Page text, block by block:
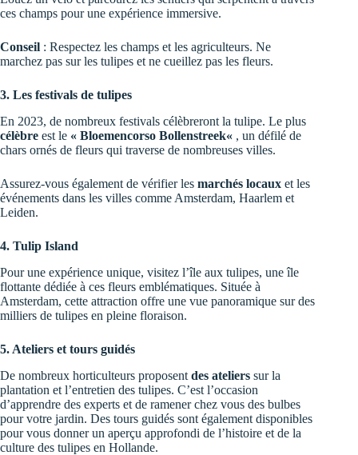
ces champs pour une expérience immersive.
Conseil : Respectez les champs et les agriculteurs. Ne
marchez pas sur les tulipes et ne cueillez pas les fleurs.
3. Les festivals de tulipes
En 2023, de nombreux festivals célèbreront la tulipe. Le plus
célèbre est le « Bloemencorso Bollenstreek« , un défilé de
chars ornés de fleurs qui traverse de nombreuses villes.
Assurez-vous également de vérifier les marchés locaux et les
événements dans les villes comme Amsterdam, Haarlem et
Leiden.
4. Tulip Island
Pour une expérience unique, visitez l’île aux tulipes, une île
flottante dédiée à ces fleurs emblématiques. Située à
Amsterdam, cette attraction offre une vue panoramique sur des
milliers de tulipes en pleine floraison.
5. Ateliers et tours guidés
De nombreux horticulteurs proposent des ateliers sur la
plantation et l’entretien des tulipes. C’est l’occasion
d’apprendre des experts et de ramener chez vous des bulbes
pour votre jardin. Des tours guidés sont également disponibles
pour vous donner un aperçu approfondi de l’histoire et de la
culture des tulipes en Hollande.